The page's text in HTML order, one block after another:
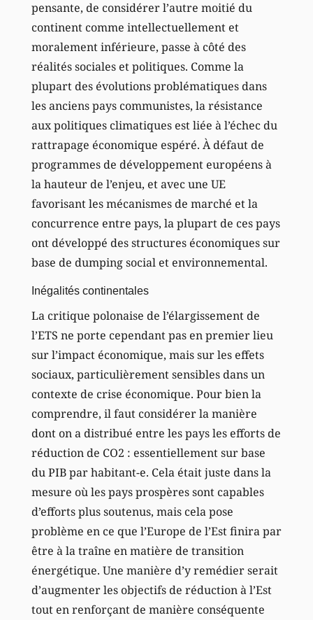
pensante, de considérer l’autre moitié du
continent comme intellectuellement et
moralement inférieure, passe à côté des
réalités sociales et politiques. Comme la
plupart des évolutions problématiques dans
les anciens pays communistes, la résistance
aux politiques climatiques est liée à l’échec du
rattrapage économique espéré. À défaut de
programmes de développement européens à
la hauteur de l’enjeu, et avec une UE
favorisant les mécanismes de marché et la
concurrence entre pays, la plupart de ces pays
ont développé des structures économiques sur
base de dumping social et environnemental.
Inégalités continentales
La critique polonaise de l’élargissement de
l’ETS ne porte cependant pas en premier lieu
sur l’impact économique, mais sur les effets
sociaux, particulièrement sensibles dans un
contexte de crise économique. Pour bien la
comprendre, il faut considérer la manière
dont on a distribué entre les pays les efforts de
réduction de CO2 : essentiellement sur base
du PIB par habitant-e. Cela était juste dans la
mesure où les pays prospères sont capables
d’efforts plus soutenus, mais cela pose
problème en ce que l’Europe de l’Est finira par
être à la traîne en matière de transition
énergétique. Une manière d’y remédier serait
d’augmenter les objectifs de réduction à l’Est
tout en renforçant de manière conséquente